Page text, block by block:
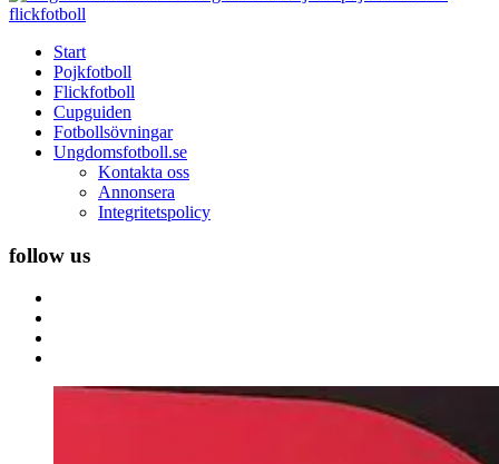
Start
Pojkfotboll
Flickfotboll
Cupguiden
Fotbollsövningar
Ungdomsfotboll.se
Kontakta oss
Annonsera
Integritetspolicy
follow us